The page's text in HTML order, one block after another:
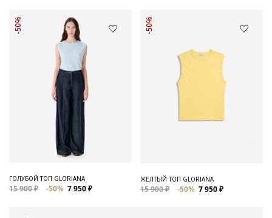
-50%
ГОЛУБОЙ ТОП GLORIANA
15 900 ₽ -50% 7 950 ₽
-50%
ЖЕЛТЫЙ ТОП GLORIANA
15 900 ₽ -50% 7 950 ₽